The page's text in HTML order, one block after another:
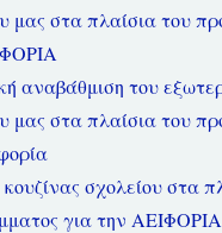
μας στα πλαίσια του
αναβάθμιση του
μας στα πλαίσια του
σχολείου στα
για την ΑΕΙΦΟΡΙΑ